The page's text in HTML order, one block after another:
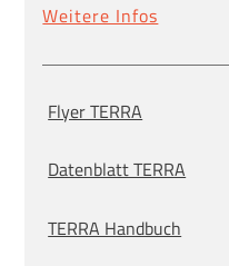
Weitere Infos
Flyer TERRA
Datenblatt TERRA
TERRA Handbuch